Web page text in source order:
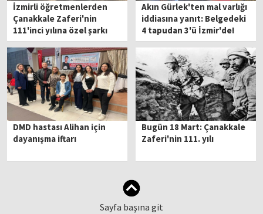
İzmirli öğretmenlerden
Çanakkale Zaferi'nin
111'inci yılına özel şarkı
Akın Gürlek'ten mal varlığı
iddiasına yanıt: Belgedeki
4 tapudan 3'ü İzmir'de!
DMD hastası Alihan için
dayanışma iftarı
Bugün 18 Mart: Çanakkale
Zaferi'nin 111. yılı
Sayfa başına git